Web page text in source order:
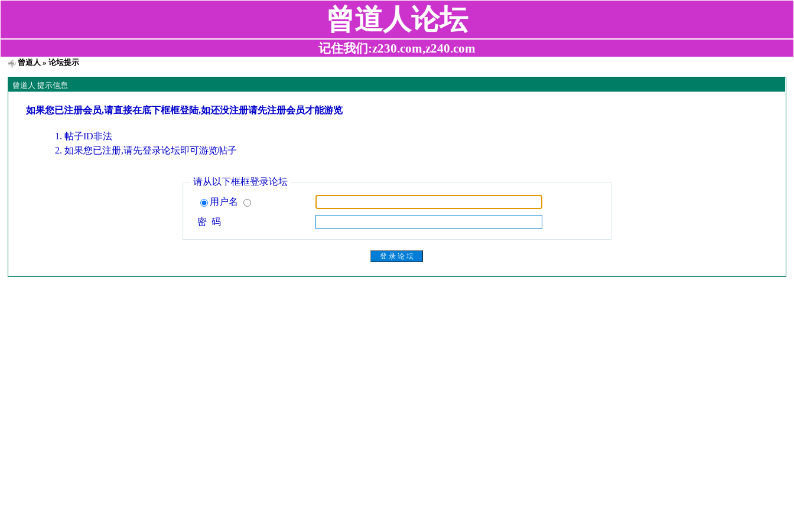
曾道人论坛
记住我们:z230.com,z240.com
曾道人 » 论坛提示
曾道人 提示信息
如果您已注册会员,请直接在底下框框登陆,如还没注册请先注册会员才能游览
帖子ID非法
如果您已注册,请先登录论坛即可游览帖子
请从以下框框登录论坛
用户名
密 码